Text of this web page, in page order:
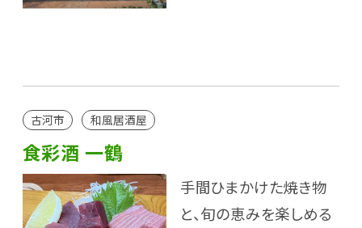
古河市 和風居酒屋
食彩酒 一鶴
手間ひまかけた焼き物
と、旬の恵みを楽しめる